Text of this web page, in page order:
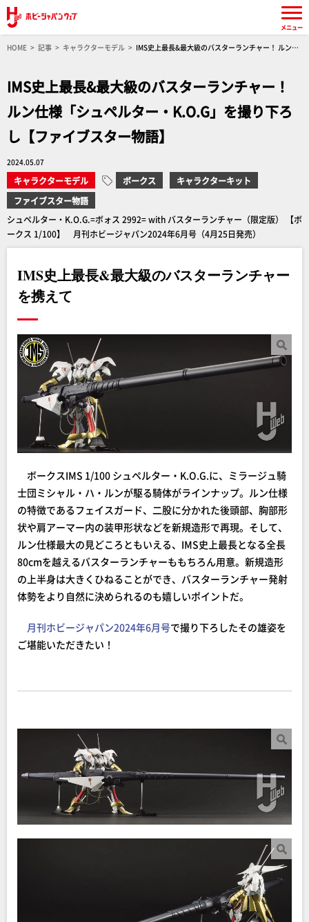
HOME 記事 キャラクターモデル
IMS史上最長&最大級のバスターランチャー！ ルン仕
IMS史上最長&最大級のバスターランチャー！
ルン仕様「シュペルター・K.O.G」を撮り下ろ
し【ファイブスター物語】
2024.05.07
キャラクターモデル ボークス
キャラクターキット
ファイブスター物語
シュペルター・K.O.G.=ボォス 2992= with バスターランチャー（限定版） 【ボ
ークス 1/100】 月刊ホビージャパン2024年6月号（4月25日発売）
IMS史上最長&最大級のバスターランチャー
を携えて
ボークスIMS 1/100 シュペルター・K.O.G.に、ミラージュ騎
士団ミシャル・ハ・ルンが駆る騎体がラインナップ。ルン仕様
の特徴であるフェイスガード、二股に分かれた後頭部、胸部形
状や肩アーマー内の装甲形状などを新規造形で再現。そして、
ルン仕様最大の見どころともいえる、IMS史上最長となる全長
80cmを越えるバスターランチャーももちろん用意。新規造形
の上半身は大きくひねることができ、バスターランチャー発射
体勢をより自然に決められるのも嬉しいポイントだ。
月刊ホビージャパン2024年6月号で撮り下ろしたその雄姿を
ご堪能いただきたい！
メニュー